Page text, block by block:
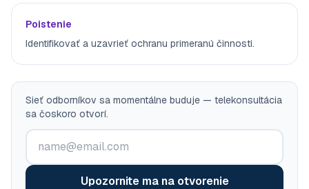
Poistenie
Identifikovať a uzavrieť ochranu primeranú činnosti.
Sieť odborníkov sa momentálne buduje — telekonsultácia
sa čoskoro otvorí.
Upozornite ma na otvorenie